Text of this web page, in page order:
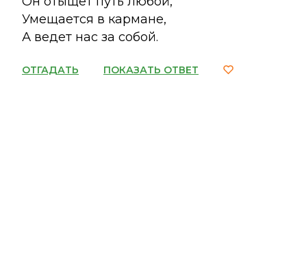
Умещается в кармане,
А ведет нас за собой.
ОТГАДАТЬ ПОКАЗАТЬ ОТВЕТ